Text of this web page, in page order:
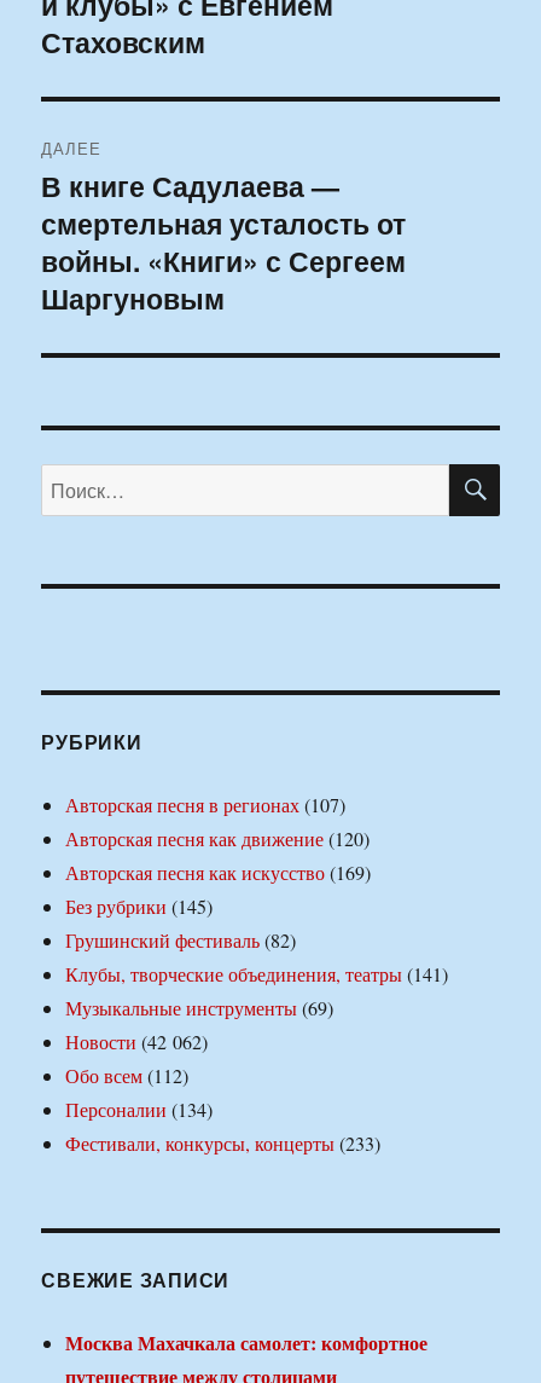
Стаховским
ДАЛЕЕ
Следующая
запись:
В книге Садулаева —
смертельная усталость от
войны. «Книги» с Сергеем
Шаргуновым
Искать:
РУБРИКИ
Авторская песня в регионах(107)
Авторская песня как движение(120)
Авторская песня как искусство(169)
Без рубрики (145)
Грушинский фестиваль(82)
Клубы, творческие объединения, театры(141)
Музыкальные инструменты(69)
Новости (42 062)
Обо всем(112)
Персоналии (134)
Фестивали, конкурсы, концерты(233)
СВЕЖИЕ ЗАПИСИ
Москва Махачкала самолет: комфортное
путешествие между столицами